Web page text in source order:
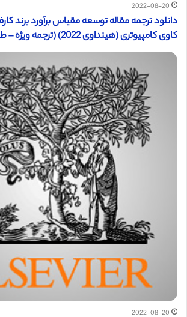
2022-08-20
دانلود ترجمه مقاله توسعه مقیاس برآورد برند
کاوی کامپیوتری (هینداوی 2022) (ترجمه ویژه – طلایی
2022-08-20